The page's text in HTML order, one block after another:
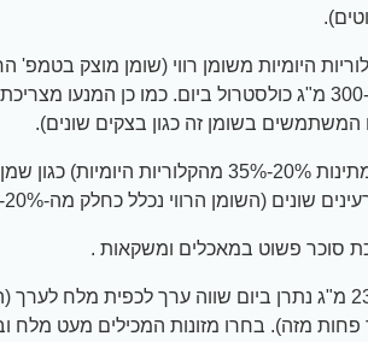
יותר מ-10% מהקלוריות היומיות משומן רווי (שומן מוצק
במוצרים מן החי) ופחות מ-300 מ"ג כולסטרול ביום. כמו כן
המשתמשים בשומן זה כגון בצקים שונים).
צרכו שומנים טובים (אך במתינות 20%-35% מהקלוריות
שונים (השומן הרווי נכלל כחלק מה-20%-35%)
סוכר פשוט במאכלים ומשקאות .
מומלץ לצרוך פחות מ- 2300 מ"ג נתרן ביום שווה ערך לכפית
פחות מזה). בחרו מזונות המכילים מעט מלח